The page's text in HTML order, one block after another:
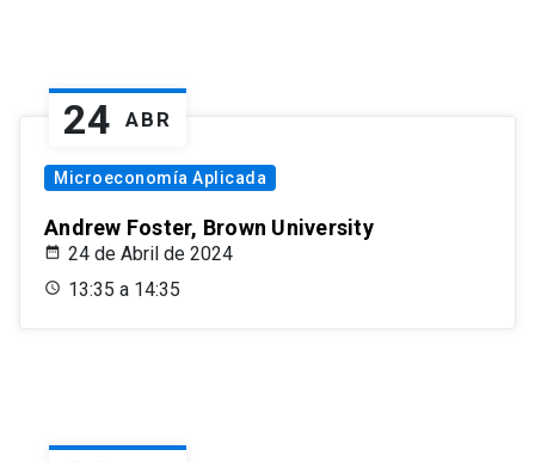
24 ABR
Microeconomía Aplicada
Andrew Foster, Brown University
24 de Abril de 2024
13:35 a 14:35